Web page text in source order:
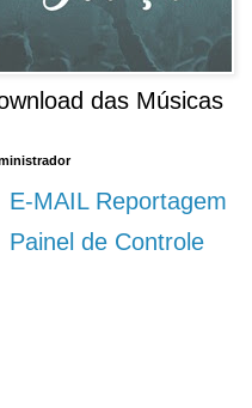
das Músicas
E-MAIL Reportagem
Painel de Controle